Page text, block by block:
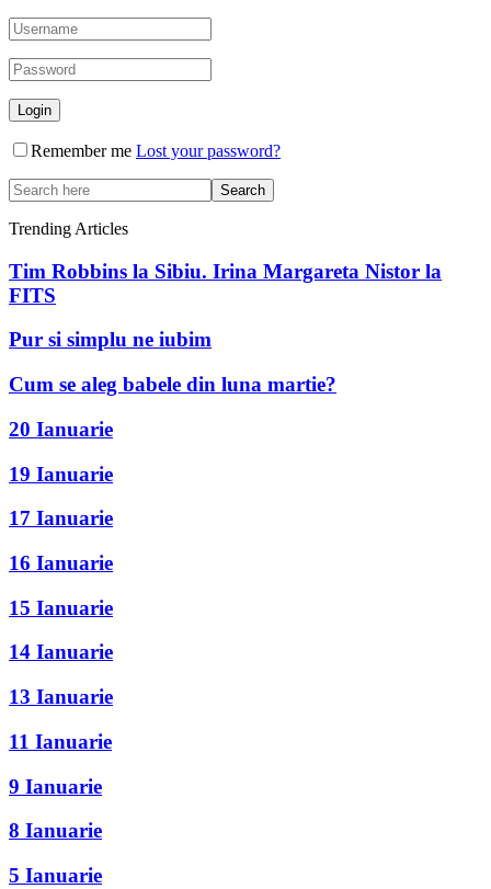
Remember me Lost your password?
Trending Articles
Tim Robbins la Sibiu. Irina Margareta Nistor la
FITS
Pur si simplu ne iubim
Cum se aleg babele din luna martie?
20 Ianuarie
19 Ianuarie
17 Ianuarie
16 Ianuarie
15 Ianuarie
14 Ianuarie
13 Ianuarie
11 Ianuarie
9 Ianuarie
8 Ianuarie
5 Ianuarie